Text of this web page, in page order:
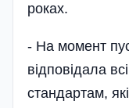
роках.
- На момент
відповідала
стандартам,